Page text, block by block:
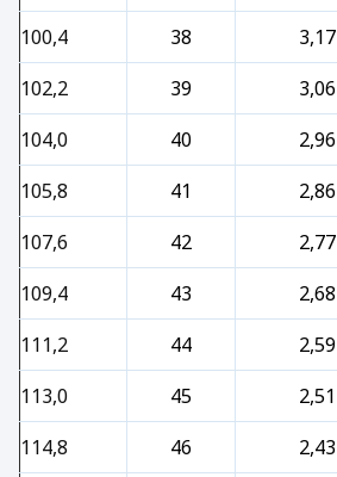
100,4
38 3,17
102,2
39 3,06
104,0
40 2,96
105,8
41 2,86
107,6
42 2,77
109,4
43 2,68
111,2
44 2,59
113,0
45 2,51
114,8
46 2,43